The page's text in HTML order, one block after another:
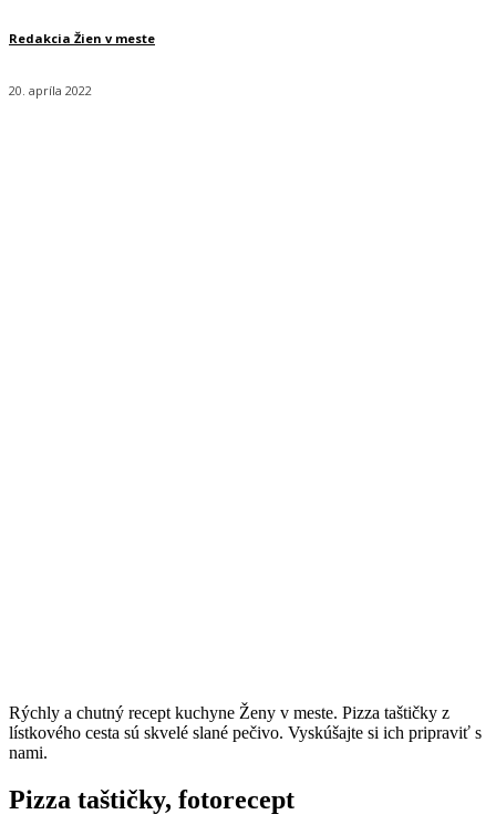
Redakcia Žien v meste
20. apríla 2022
Rýchly a chutný recept kuchyne Ženy v meste. Pizza taštičky z
lístkového cesta sú skvelé slané pečivo. Vyskúšajte si ich pripraviť s
nami.
Pizza taštičky, fotorecept